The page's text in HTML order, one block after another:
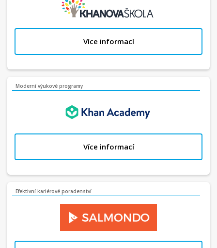
Více informací
Moderní výukové programy
Více informací
Efektivní kariérové poradenství